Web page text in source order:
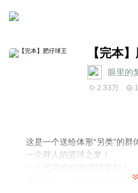
【完本
眼里的
2.33万
这是一个送给体形“另类”的群
一个胖人的篮球之梦！
黄笑颜，一个体重250斤的胖